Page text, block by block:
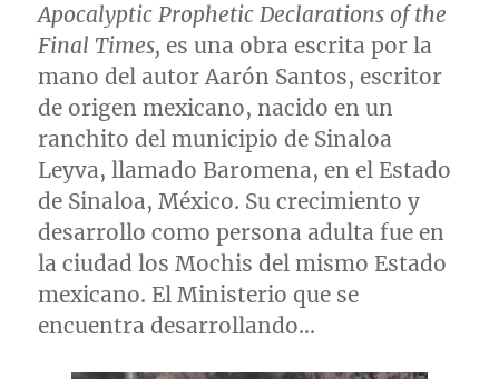
Apocalyptic Prophetic Declarations of the
Final Times,es una obra escrita por la
mano del autor Aarón Santos, escritor
de origen mexicano, nacido en un
ranchito del municipio de Sinaloa
Leyva, llamado Baromena, en el Estado
de Sinaloa, México. Su crecimiento y
desarrollo como persona adulta fue en
la ciudad los Mochis del mismo Estado
mexicano. El Ministerio que se
encuentra desarrollando…